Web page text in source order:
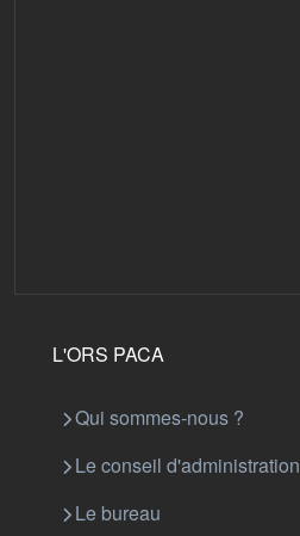
L'ORS PACA
Qui sommes-nous ?
Le conseil d'administration
Le bureau